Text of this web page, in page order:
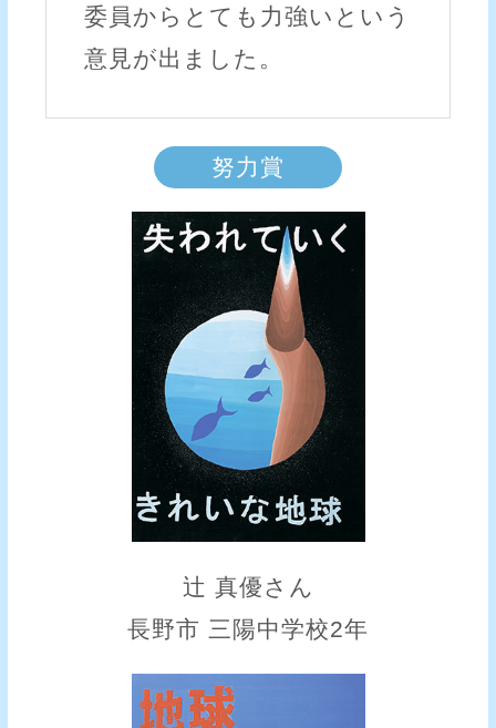
委員からとても力強いという
意見が出ました。
努力賞
辻 真優さん
長野市 三陽中学校2年